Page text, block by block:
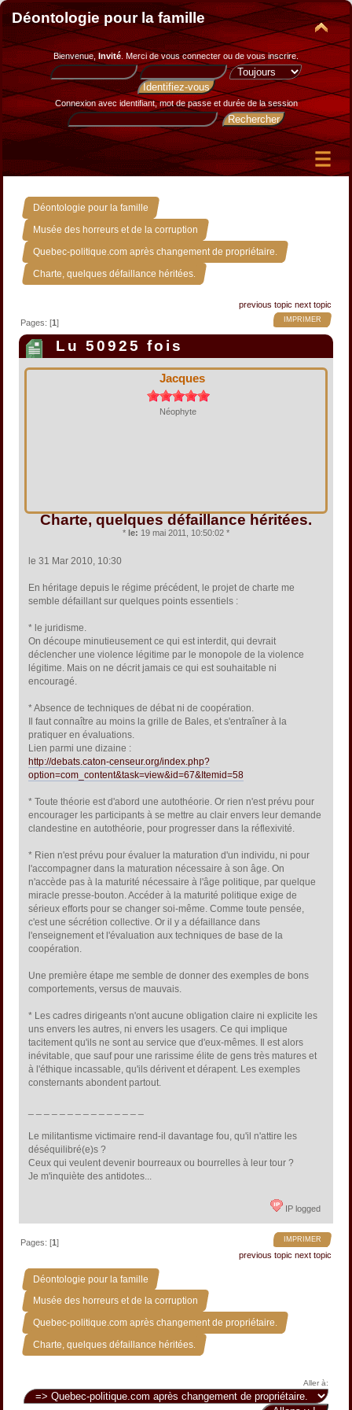
Déontologie pour la famille
Bienvenue, Invité. Merci devous connecter ou de vous inscrire.
Connexion avec identifiant, mot de passe et durée de la session
Déontologie pour la famille »
Musée des horreurs et de la corruption »
Quebec-politique.com après changement de propriétaire. »
Charte, quelques défaillance héritées.
previous topic next topic
IMPRIMER
Pages: [1]
Lu 50925 fois
Jacques
Néophyte
Charte, quelques défaillance héritées.
* le: 19 mai 2011, 10:50:02 *
le 31 Mar 2010, 10:30
En héritage depuis le régime précédent, le projet de charte me
semble défaillant sur quelques points essentiels :
* le juridisme.
On découpe minutieusement ce qui est interdit, qui devrait
déclencher une violence légitime par le monopole de la violence
légitime. Mais on ne décrit jamais ce qui est souhaitable ni
encouragé.
* Absence de techniques de débat ni de coopération.
Il faut connaître au moins la grille de Bales, et s'entraîner à la
pratiquer en évaluations.
Lien parmi une dizaine :
http://debats.caton-censeur.org/index.php?
option=com_content&task=view&id=67&Itemid=58
* Toute théorie est d'abord une autothéorie. Or rien n'est prévu pour
encourager les participants à se mettre au clair envers leur demande
clandestine en autothéorie, pour progresser dans la réflexivité.
* Rien n'est prévu pour évaluer la maturation d'un individu, ni pour
l'accompagner dans la maturation nécessaire à son âge. On
n'accède pas à la maturité nécessaire à l'âge politique, par quelque
miracle presse-bouton. Accéder à la maturité politique exige de
sérieux efforts pour se changer soi-même. Comme toute pensée,
c'est une sécrétion collective. Or il y a défaillance dans
l'enseignement et l'évaluation aux techniques de base de la
coopération.
Une première étape me semble de donner des exemples de bons
comportements, versus de mauvais.
* Les cadres dirigeants n'ont aucune obligation claire ni explicite les
uns envers les autres, ni envers les usagers. Ce qui implique
tacitement qu'ils ne sont au service que d'eux-mêmes. Il est alors
inévitable, que sauf pour une rarissime élite de gens très matures et
à l'éthique incassable, qu'ils dérivent et dérapent. Les exemples
consternants abondent partout.
Le militantisme victimaire rend-il davantage fou, qu'il n'attire les
déséquilibré(e)s ?
Ceux qui veulent devenir bourreaux ou bourrelles à leur tour ?
Je m'inquiète des antidotes...
IP logged
IMPRIMER
Pages: [1]
previous topic next topic
Déontologie pour la famille »
Musée des horreurs et de la corruption »
Quebec-politique.com après changement de propriétaire. »
Charte, quelques défaillance héritées.
Aller à: